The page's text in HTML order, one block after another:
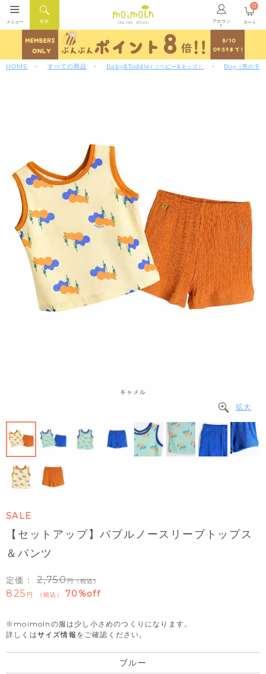
ONLINE STORE アカウン
ト
検索
メニュー カート
0
HOME すべての商品 Baby&Toddler （ベビー&キッズ） Boy （男の子）
キャメル
拡大
SALE
【セットアップ】バブルノースリーブトップス
＆パンツ
定価： 2,750 （税込）
825 税込 70%off
※moimolnの服は少し小さめのつくりになります。
詳しくはサイズ情報 をご確認ください。
ブルー